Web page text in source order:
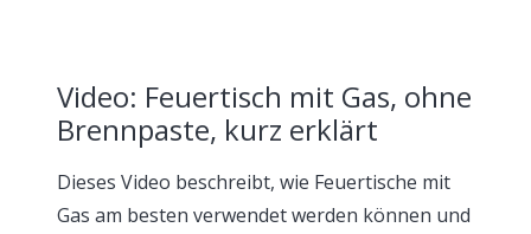
Video: Feuertisch mit Gas, ohne
Brennpaste, kurz erklärt
Dieses Video beschreibt, wie Feuertische mit
Gas am besten verwendet werden können und